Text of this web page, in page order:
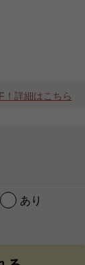
！詳細はこちら
あり